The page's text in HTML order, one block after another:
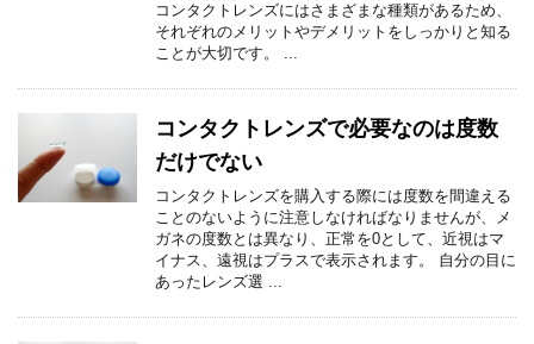
コンタクトレンズにはさまざまな種類があるため、
それぞれのメリットやデメリットをしっかりと知る
ことが大切です。 ...
コンタクトレンズで必要なのは度数
だけでない
コンタクトレンズを購入する際には度数を間違える
ことのないように注意しなければなりませんが、メ
ガネの度数とは異なり、正常を0として、近視はマ
イナス、遠視はプラスで表示されます。 自分の目に
あったレンズ選 ...